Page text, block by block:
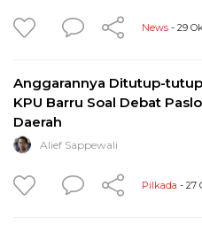
News - 29
Anggarannya Ditutup-
KPU Barru Soal Debat
Daerah
Alief Sappewali
Pilkada - 27